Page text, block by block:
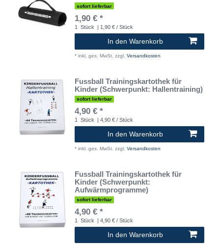
sofort lieferbar
1,90 € *
1 Stück | 1,90 € / Stück
In den Warenkorb
* inkl. ges. MwSt. zzgl. Versandkosten
Fussball Trainingskartothek für
Kinder (Schwerpunkt: Hallentraining)
sofort lieferbar
4,90 € *
1 Stück | 4,90 € / Stück
In den Warenkorb
* inkl. ges. MwSt. zzgl. Versandkosten
Fussball Trainingskartothek für
Kinder (Schwerpunkt:
Aufwärmprogramme)
sofort lieferbar
4,90 € *
1 Stück | 4,90 € / Stück
In den Warenkorb